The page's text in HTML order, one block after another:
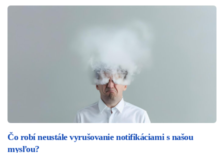
Čo robí neustále vyrušovanie notifikáciami s našou
mysľou?